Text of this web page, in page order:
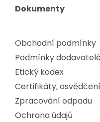
Dokumenty
Obchodní podmínky
Podmínky dodavatelé
Etický kodex
Certifikáty, osvědčení
Zpracování odpadu
Ochrana údajů